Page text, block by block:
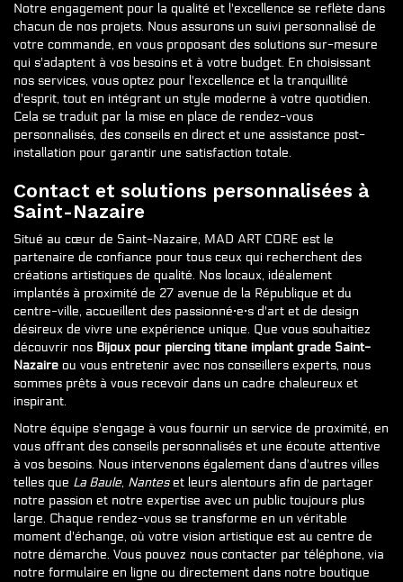
Notre engagement pour la qualité et l'excellence se reflète dans
chacun de nos projets. Nous assurons un suivi personnalisé de
votre commande, en vous proposant des solutions sur-mesure
qui s'adaptent à vos besoins et à votre budget. En choisissant
nos services, vous optez pour l'excellence et la tranquillité
d'esprit, tout en intégrant un style moderne à votre quotidien.
Cela se traduit par la mise en place de rendez-vous
personnalisés, des conseils en direct et une assistance post-
installation pour garantir une satisfaction totale.
Contact et solutions personnalisées à
Saint-Nazaire
Situé au cœur de Saint-Nazaire, MAD ART CORE est le
partenaire de confiance pour tous ceux qui recherchent des
créations artistiques de qualité. Nos locaux, idéalement
implantés à proximité de 27 avenue de la République et du
centre-ville, accueillent des passionné·e·s d'art et de design
désireux de vivre une expérience unique. Que vous souhaitiez
découvrir nos Bijoux pour piercing titane implant grade Saint-
Nazaire ou vous entretenir avec nos conseillers experts, nous
sommes prêts à vous recevoir dans un cadre chaleureux et
inspirant.
Notre équipe s'engage à vous fournir un service de proximité, en
vous offrant des conseils personnalisés et une écoute attentive
à vos besoins. Nous intervenons également dans d'autres villes
telles que La Baule, Nanteset leurs alentours afin de partager
notre passion et notre expertise avec un public toujours plus
large. Chaque rendez-vous se transforme en un véritable
moment d'échange, où votre vision artistique est au centre de
notre démarche. Vous pouvez nous contacter par téléphone, via
notre formulaire en ligne ou directement dans notre boutique